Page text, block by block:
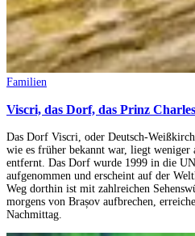
Familien
Viscri, das Dorf, das Prinz
Das Dorf Viscri, oder Deutsch-
wie es früher bekannt war, liegt weniger
entfernt. Das Dorf wurde 1999 in die
aufgenommen und erscheint auf der
Weg dorthin ist mit zahlreichen
morgens von Brașov aufbrechen,
Nachmittag.